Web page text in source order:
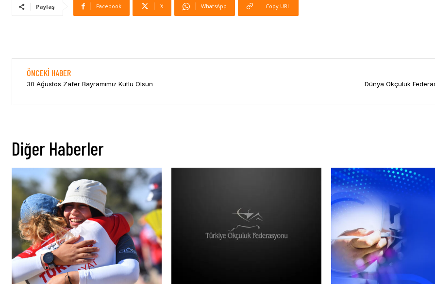
Paylaş Facebook X WhatsApp Copy URL
ÖNCEKI HABER
30 Ağustos Zafer Bayramımız Kutlu Olsun
Dünya Okçuluk
Diğer Haberler